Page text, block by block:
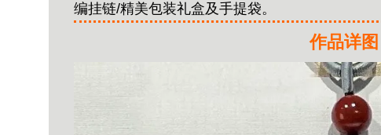
编挂链/精美包装礼盒及手提袋。
作品详图